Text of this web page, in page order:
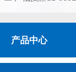
产品中心